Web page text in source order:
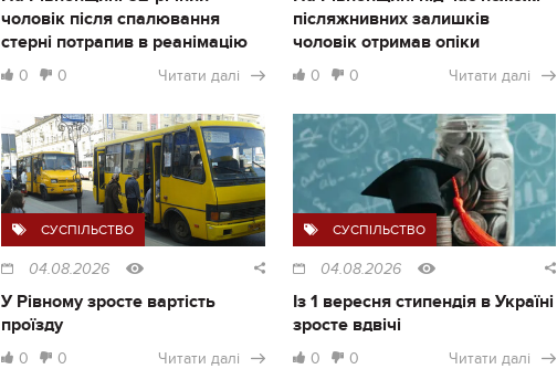
чоловік після спалювання
стерні потрапив в реанімацію
0 0 Читати далі
післяжнивних залишків
чоловік отримав опіки
0 0 Читати далі
СУСПІЛЬСТВО
04.08.2026
У Рівному зросте вартість
проїзду
0 0 Читати далі
СУСПІЛЬСТВО
04.08.2026
Із 1 вересня стипендія в Україні
зросте вдвічі
0 0 Читати далі